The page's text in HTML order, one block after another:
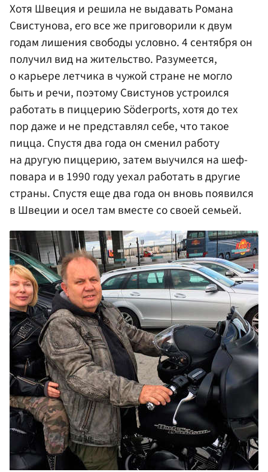
Хотя Швеция и решила не выдавать Романа
Свистунова, его все же приговорили к двум
годам лишения свободы условно. 4 сентября он
получил вид на жительство. Разумеется,
о карьере летчика в чужой стране не могло
быть и речи, поэтому Свистунов устроился
работать в пиццерию Söderports, хотя до тех
пор даже и не представлял себе, что такое
пицца. Спустя два года он сменил работу
на другую пиццерию, затем выучился на шеф-
повара и в 1990 году уехал работать в другие
страны. Спустя еще два года он вновь появился
в Швеции и осел там вместе со своей семьей.